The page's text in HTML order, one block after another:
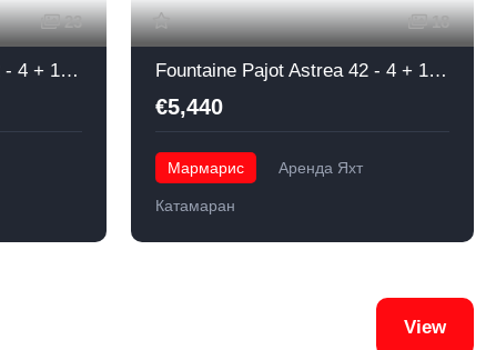
23
Fountaine Pajot Astrea 42 - 4 + 1 cabin - Osaya - 2020
18
Fountaine Pajot Astrea 42 - 4 + 1 cabin - Adele - 2019
€5,440
Мармарис Аренда Яхт
Катамаран
View